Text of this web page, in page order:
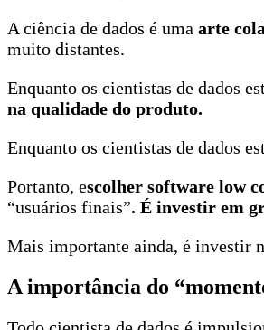
A ciência de dados é uma arte
muito distantes.
Enquanto os cientistas de dados
na qualidade do produto.
Enquanto os cientistas de dados
Portanto, escolher software low
“usuários finais”. É investir em
Mais importante ainda, é investir
A importância do